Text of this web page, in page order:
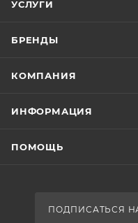
УСЛУГИ
БРЕНДЫ
КОМПАНИЯ
ИНФОРМАЦИЯ
ПОМОЩЬ
ПОДПИСАТЬСЯ